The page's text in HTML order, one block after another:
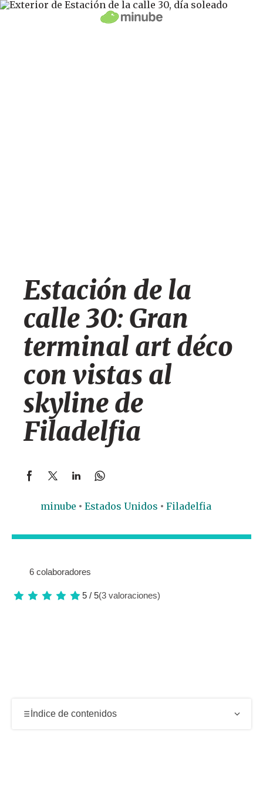
Estación de la
calle 30: Gran
terminal art déco
con vistas al
skyline de
Filadelfia
minube Estados Unidos Filadelfia
6 colaboradores
5 / 5(3 valoraciones)
Índice de contenidos